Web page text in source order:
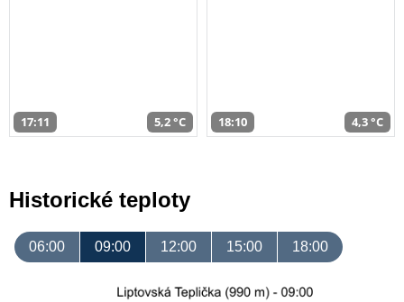
17:11 5,2 °C 18:10 4,3 °C
Historické teploty
06:00 09:00 12:00 15:00 18:00